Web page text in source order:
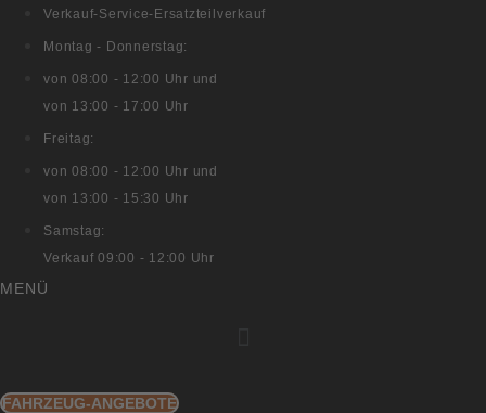
Verkauf-Service-Ersatzteilverkauf
Montag - Donnerstag:
von 08:00 - 12:00 Uhr und
von 13:00 - 17:00 Uhr
Freitag:
von 08:00 - 12:00 Uhr und
von 13:00 - 15:30 Uhr
Samstag:
Verkauf 09:00 - 12:00 Uhr
MENÜ
FAHRZEUG-ANGEBOTE